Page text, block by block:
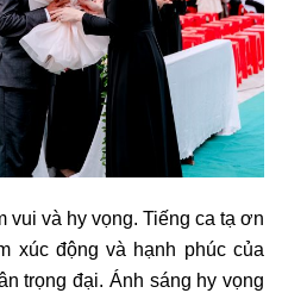
vui và hy vọng. Tiếng ca tạ ơn
xúc động và hạnh phúc của
trọng đại. Ánh sáng hy vọng